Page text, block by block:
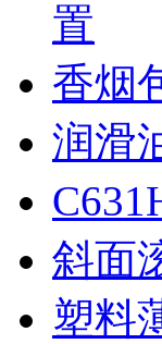
置
香烟
润滑
斜面
塑料